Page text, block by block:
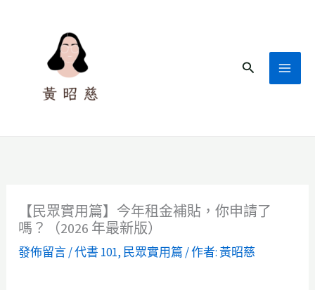
搜
【民眾實用篇】今年租金補貼，你申請了
嗎？（2026 年最新版）
發佈留言/代書 101, 民眾實用篇/ 作者:黃昭慈